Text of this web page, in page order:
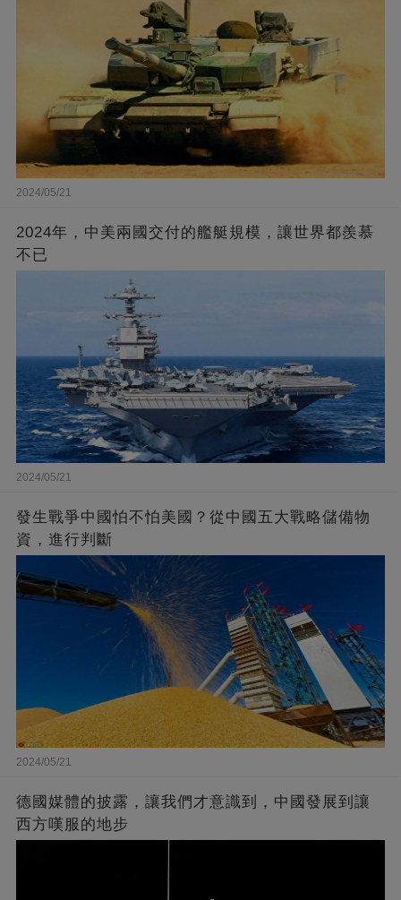
2024/05/21
2024年，中美兩國交付的艦艇規模，讓世界都羨慕
不已
2024/05/21
發生戰爭中國怕不怕美國？從中國五大戰略儲備物
資，進行判斷
2024/05/21
德國媒體的披露，讓我們才意識到，中國發展到讓
西方嘆服的地步